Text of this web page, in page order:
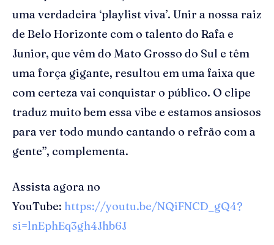
uma verdadeira ‘playlist viva’. Unir a nossa raiz
de Belo Horizonte com o talento do Rafa e
Junior, que vêm do Mato Grosso do Sul e têm
uma força gigante, resultou em uma faixa que
com certeza vai conquistar o público. O clipe
traduz muito bem essa vibe e estamos ansiosos
para ver todo mundo cantando o refrão com a
gente”, complementa.
Assista agora no
YouTube: https://youtu.be/NQiFNCD_gQ4?
si=lnEphEq3gh4Jhb6J